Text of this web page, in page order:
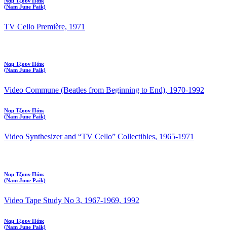
(Nam June Paik)
TV Cello Première, 1971
Ναμ Τζουν Πάικ
(Nam June Paik)
Video Commune (Beatles from Beginning to End), 1970-1992
Ναμ Τζουν Πάικ
(Nam June Paik)
Video Synthesizer and “TV Cello” Collectibles, 1965-1971
Ναμ Τζουν Πάικ
(Nam June Paik)
Video Tape Study No 3, 1967-1969, 1992
Ναμ Τζουν Πάικ
(Nam June Paik)